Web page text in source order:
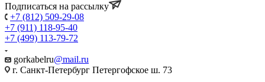
Подписаться на рассылку
+7 (812) 509-29-08
+7 (911) 118-95-40
+7 (499) 113-79-72
gorkabelru@mail.ru
г. Санкт-Петербург Петергофское ш. 73